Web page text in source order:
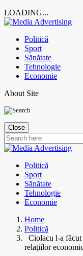
LOADING...
Skip
contentPolitică
Sport
Sănătate
Tehnologie
Economie
About Site
Close
Politică
Sport
Sănătate
Tehnologie
Economie
Home
Politică
Ciolacu l-a
relaţiilor